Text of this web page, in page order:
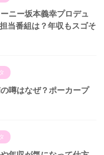
ニー坂本義幸プロデュ
当番組は？年収もスゴそ
噂はなぜ？ポーカープ